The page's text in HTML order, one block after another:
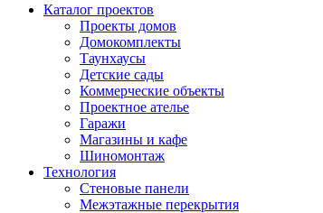
Каталог проектов
Проекты домов
Домокомплекты
Таунхаусы
Детские сады
Коммерческие объекты
Проектное ателье
Гаражи
Магазины и кафе
Шиномонтаж
Технология
Стеновые панели
Межэтажные перекрытия